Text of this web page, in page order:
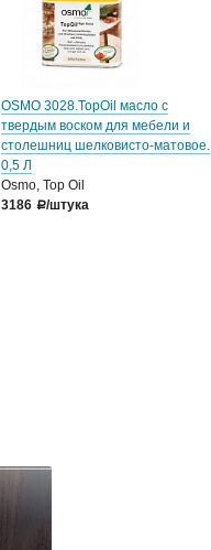
OSMO 3028.TopOil масло с
твердым воском для мебели и
столешниц шелковисто-матовое.
0,5 Л
Osmo, Top Oil
3186
a/штука